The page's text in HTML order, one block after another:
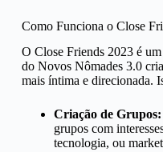
Como Funciona o Close
O Close Friends 2023 é
do Novos Nômades 3.0
mais íntima e direcionada.
Criação de Grupos:
grupos com
tecnologia, ou